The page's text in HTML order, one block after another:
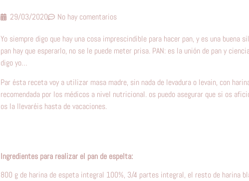
29/03/2020 No hay comentarios
Yo siempre digo que hay una cosa imprescindible para hacer pan, y es una buena
pan hay que esperarlo, no se le puede meter prisa. PAN: es la unión de pan y
digo yo…
Par ésta receta voy a utilizar masa madre, sin nada de levadura o levain, con
recomendada por los médicos a nivel nutricional. os puedo asegurar que si os
os la llevaréis hasta de vacaciones.
Ingredientes para realizar el pan de espelta:
800 g de harina de espeta integral 100%, 3/4 partes integral, el resto de harina